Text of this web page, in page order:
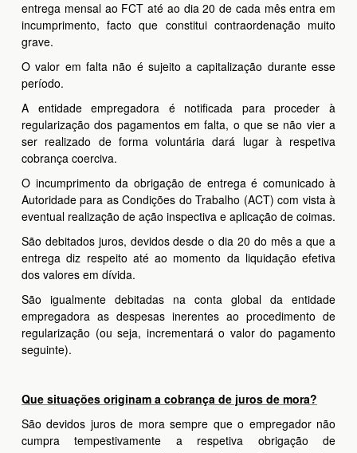
entrega mensal ao FCT até ao dia 20 de cada mês entra em
incumprimento, facto que constitui contraordenação muito
grave.
O valor em falta não é sujeito a capitalização durante esse
período.
A entidade empregadora é notificada para proceder à
regularização dos pagamentos em falta, o que se não vier a
ser realizado de forma voluntária dará lugar à respetiva
cobrança coerciva.
O incumprimento da obrigação de entrega é comunicado à
Autoridade para as Condições do Trabalho (ACT) com vista à
eventual realização de ação inspectiva e aplicação de coimas.
São debitados juros, devidos desde o dia 20 do mês a que a
entrega diz respeito até ao momento da liquidação efetiva
dos valores em dívida.
São igualmente debitadas na conta global da entidade
empregadora as despesas inerentes ao procedimento de
regularização (ou seja, incrementará o valor do pagamento
seguinte).
Que situações originam a cobrança de juros de mora?
São devidos juros de mora sempre que o empregador não
cumpra tempestivamente a respetiva obrigação de